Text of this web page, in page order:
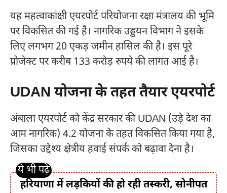
यह महत्वाकांक्षी एयरपोर्ट परियोजना रक्षा मंत्रालय की भूमि
पर विकसित की गई है। नागरिक उड्डयन विभाग ने इसके
लिए लगभग 20 एकड़ जमीन हासिल की है। इस पूरे
प्रोजेक्ट पर करीब 133 करोड़ रुपये की लागत आई है।
UDAN योजना के तहत तैयार एयरपोर्ट
अंबाला एयरपोर्ट को केंद्र सरकार की UDAN (उड़े देश का
आम नागरिक) 4.2 योजना के तहत विकसित किया गया है,
जिसका उद्देश्य क्षेत्रीय हवाई संपर्क को बढ़ावा देना है।
हरियाणा में लड़कियों की हो रही तस्करी, सोनीपत